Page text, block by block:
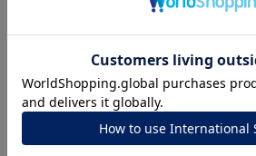
このアイテムをご覧の方に